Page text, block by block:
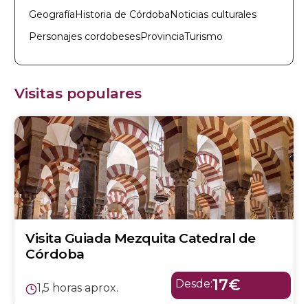
Geografía Historia de Córdoba Noticias culturales
Personajes cordobesesProvinciaTurismo
Visitas populares
Visita Guiada Mezquita Catedral de
Córdoba
1,5 horas aprox. Desde:17€